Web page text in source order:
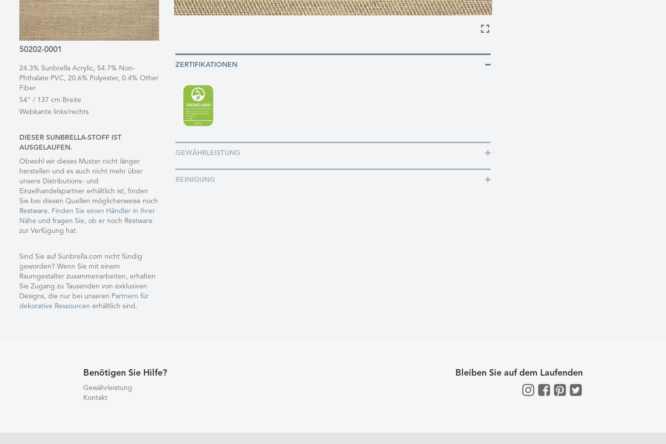
50202-0001
24.3% Sunbrella Acrylic, 54.7% Non-
Phthalate PVC, 20.6% Polyester, 0.4% Other
Fiber
54" / 137 cm Breite
Webkante links/rechts
DIESER SUNBRELLA-STOFF IST
AUSGELAUFEN.
Obwohl wir dieses Muster nicht länger
herstellen und es auch nicht mehr über
unsere Distributions- und
Einzelhandelspartner erhältlich ist, finden
Sie bei diesen Quellen möglicherweise noch
Restware. Finden Sie einen Händler in Ihrer
Nähe und fragen Sie, ob er noch Restware
zur Verfügung hat.
Sind Sie auf Sunbrella.com nicht fündig
geworden? Wenn Sie mit einem
Raumgestalter zusammenarbeiten, erhalten
Sie Zugang zu Tausenden von exklusiven
Designs, die nur bei unseren Partnern für
dekorative Ressourcen erhältlich sind.
ZERTIFIKATIONEN
GEWÄHRLEISTUNG
REINIGUNG
Benötigen Sie Hilfe?
Gewährleistung
Kontakt
Bleiben Sie auf dem Laufenden